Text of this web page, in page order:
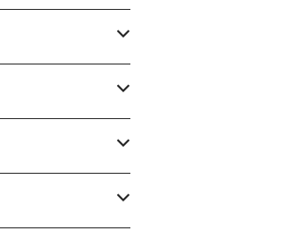
地 おしゃれ おすすめ